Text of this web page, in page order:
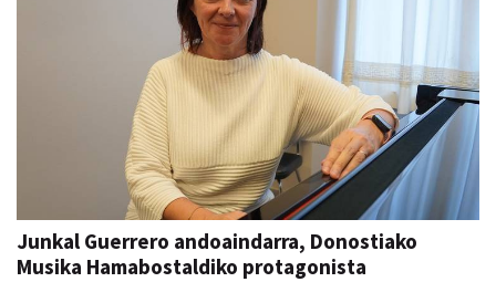
Junkal Guerrero andoaindarra, Donostiako
Musika Hamabostaldiko protagonista